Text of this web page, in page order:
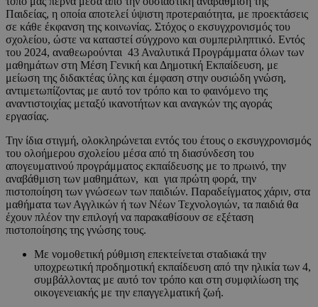
Παιδείας, η οποία αποτελεί ύψιστη προτεραιότητα, με προεκτάσεις
σε κάθε έκφανση της κοινωνίας. Στόχος ο εκσυγχρονισμός του
σχολείου, ώστε να καταστεί σύγχρονο και συμπεριληπτικό. Εντός
του 2024, αναθεωρούνται 43 Αναλυτικά Προγράμματα όλων των
μαθημάτων στη Μέση Γενική και Δημοτική Εκπαίδευση, με
μείωση της διδακτέας ύλης και έμφαση στην ουσιώδη γνώση,
αντιμετωπίζοντας με αυτό τον τρόπο και το φαινόμενο της
αναντιστοιχίας μεταξύ ικανοτήτων και αναγκών της αγοράς
εργασίας.
Την ίδια στιγμή, ολοκληρώνεται εντός του έτους ο εκσυγχρονισμός
του ολοήμερου σχολείου μέσα από τη διασύνδεση του
απογευματινού προγράμματος εκπαίδευσης με το πρωινό, την
αναβάθμιση των μαθημάτων, και για πρώτη φορά, την
πιστοποίηση των γνώσεων των παιδιών. Παραδείγματος χάριν, στα
μαθήματα των Αγγλικών ή των Νέων Τεχνολογιών, τα παιδιά θα
έχουν πλέον την επιλογή να παρακαθίσουν σε εξέταση
πιστοποίησης της γνώσης τους.
Με νομοθετική ρύθμιση επεκτείνεται σταδιακά την
υποχρεωτική προδημοτική εκπαίδευση από την ηλικία των 4,
συμβάλλοντας με αυτό τον τρόπο και στη συμφιλίωση της
οικογενειακής με την επαγγελματική ζωή.